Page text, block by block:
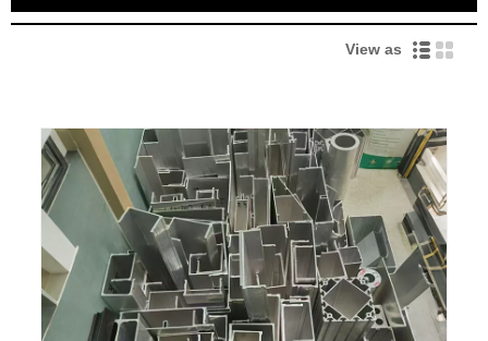
View as